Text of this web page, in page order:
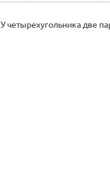
У четырехугольника две